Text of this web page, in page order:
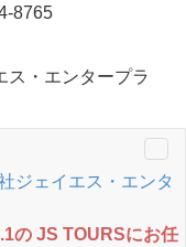
8765
ス・エンタープラ
の JS TOURSにお任